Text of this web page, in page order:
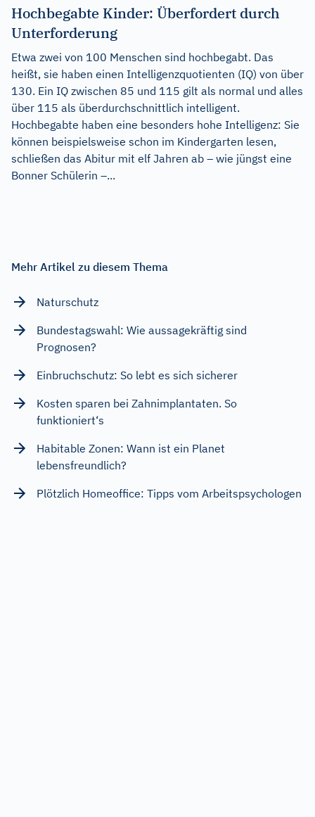
Hochbegabte Kinder: Überfordert durch
Unterforderung
Etwa zwei von 100 Menschen sind hochbegabt. Das
heißt, sie haben einen Intelligenzquotienten (IQ) von über
130. Ein IQ zwischen 85 und 115 gilt als normal und alles
über 115 als überdurchschnittlich intelligent.
Hochbegabte haben eine besonders hohe Intelligenz: Sie
können beispielsweise schon im Kindergarten lesen,
schließen das Abitur mit elf Jahren ab – wie jüngst eine
Bonner Schülerin –...
Mehr Artikel zu diesem Thema
Naturschutz
Bundestagswahl: Wie aussagekräftig sind
Prognosen?
Einbruchschutz: So lebt es sich sicherer
Kosten sparen bei Zahnimplantaten. So
funktioniert‘s
Habitable Zonen: Wann ist ein Planet
lebensfreundlich?
Plötzlich Homeoffice: Tipps vom Arbeitspsychologen